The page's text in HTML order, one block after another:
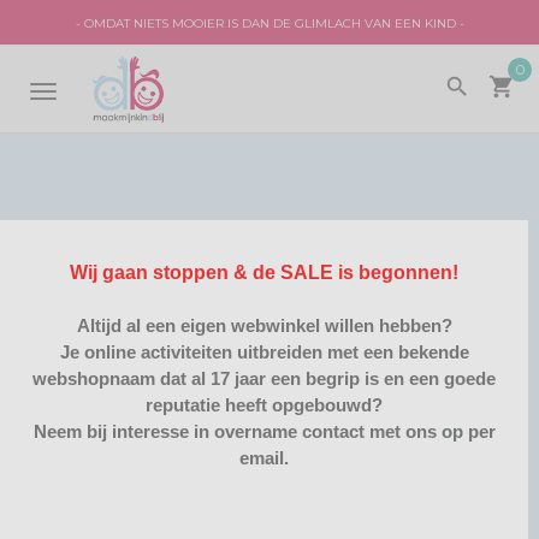
- OMDAT NIETS MOOIER IS DAN DE GLIMLACH VAN EEN KIND -
local_grocery_store
0
search
TOGGLE
NAVIGATION
GEPERSONALISEERD/ NINJAGO
SORTEER OP: PRODUCTNAAM A-Z
20
Wij gaan stoppen & de SALE is begonnen!
Altijd al een eigen webwinkel willen hebben?
Je online activiteiten uitbreiden met een bekende
webshopnaam dat al 17 jaar een begrip is en een goede
reputatie heeft opgebouwd?
Neem bij interesse in overname contact met ons op per
email.